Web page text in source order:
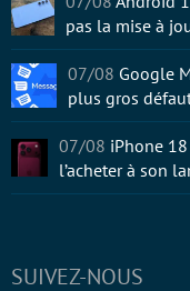
SUIVEZ-NOUS
pas la mise à
07/08 Google
plus gros
07/08 iPhone
l’acheter à son